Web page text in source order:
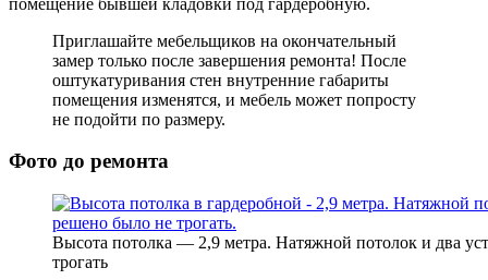
Приглашайте мебельщиков на окончательный
замер только после завершения ремонта! После
оштукатуривания стен внутренние габариты
помещения изменятся, и мебель может попросту
не подойти по размеру.
Фото до ремонта
Высота потолка — 2,9 метра. Натяжной потолок и два
трогать